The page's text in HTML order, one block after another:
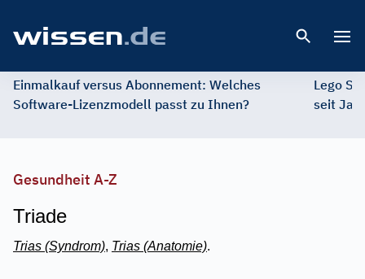
Einmalkauf versus Abonnement: Welches
Software-Lizenzmodell passt zu Ihnen?
Lego
seit
Gesundheit A-Z
Triade
Trias (Syndrom), Trias (Anatomie).